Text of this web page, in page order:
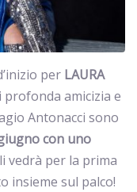
per LAURA
profonda amicizia e
Antonacci sono
con uno
vedrà per la prima
insieme sul palco!